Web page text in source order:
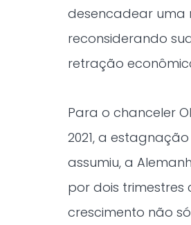
desencadear uma
reconsiderando
retração
Para o chanceler
2021, a
assumiu, a
por dois trimestres
crescimento não